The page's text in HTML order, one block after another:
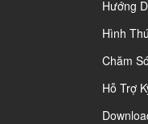
Hướng
Hình
Chăm
Hỗ Trợ